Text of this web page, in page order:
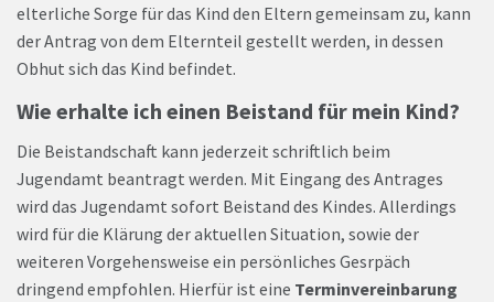
elterliche Sorge für das Kind den Eltern gemeinsam zu, kann
der Antrag von dem Elternteil gestellt werden, in dessen
Obhut sich das Kind befindet.
Wie erhalte ich einen Beistand für mein Kind?
Die Beistandschaft kann jederzeit schriftlich beim
Jugendamt beantragt werden. Mit Eingang des Antrages
wird das Jugendamt sofort Beistand des Kindes. Allerdings
wird für die Klärung der aktuellen Situation, sowie der
weiteren Vorgehensweise ein persönliches Gesrpäch
dringend empfohlen. Hierfür ist eine Terminvereinbarung